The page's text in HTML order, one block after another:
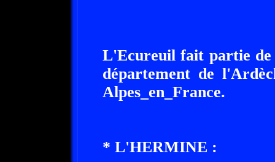
L'Ecureuil fait partie de
département de
Alpes_en_France.
* L'HERMINE :